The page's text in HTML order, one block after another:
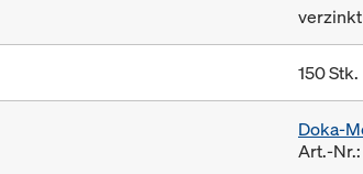
verzinkt
150 Stk.
Doka-
Art.-